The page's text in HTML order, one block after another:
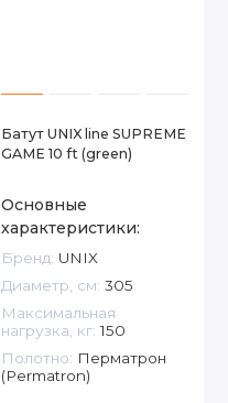
Батут UNIX line SUPREME
GAME 10 ft (green)
Основные
характеристики:
Бренд: UNIX
Диаметр, см: 305
Максимальная
нагрузка, кг: 150
Полотно: Перматрон
(Permatron)